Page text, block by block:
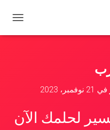
ب
ل
في 21 نوفمبر، 2023
لحلمك الآن